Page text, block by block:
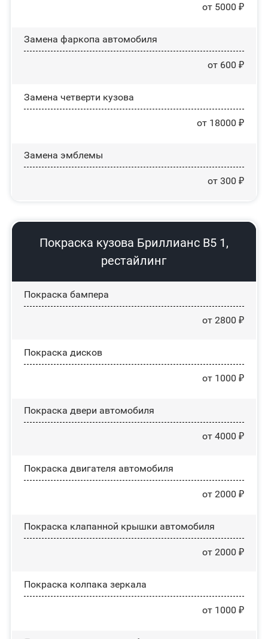
от 5000 ₽
Замена фаркопа автомобиля
от 600 ₽
Замена четверти кузова
от 18000 ₽
Замена эмблемы
от 300 ₽
Покраска кузова Бриллианс В5 1,
рестайлинг
Покраска бампера
от 2800 ₽
Покраска дисков
от 1000 ₽
Покраска двери автомобиля
от 4000 ₽
Покраска двигателя автомобиля
от 2000 ₽
Покраска клапанной крышки автомобиля
от 2000 ₽
Покраска колпака зеркала
от 1000 ₽